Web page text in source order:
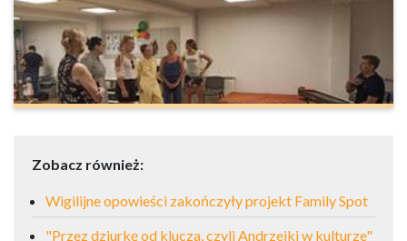
Zobacz również:
Wigilijne opowieści zakończyły projekt Family Spot
"Przez dziurkę od klucza, czyli Andrzejki w kulturze"